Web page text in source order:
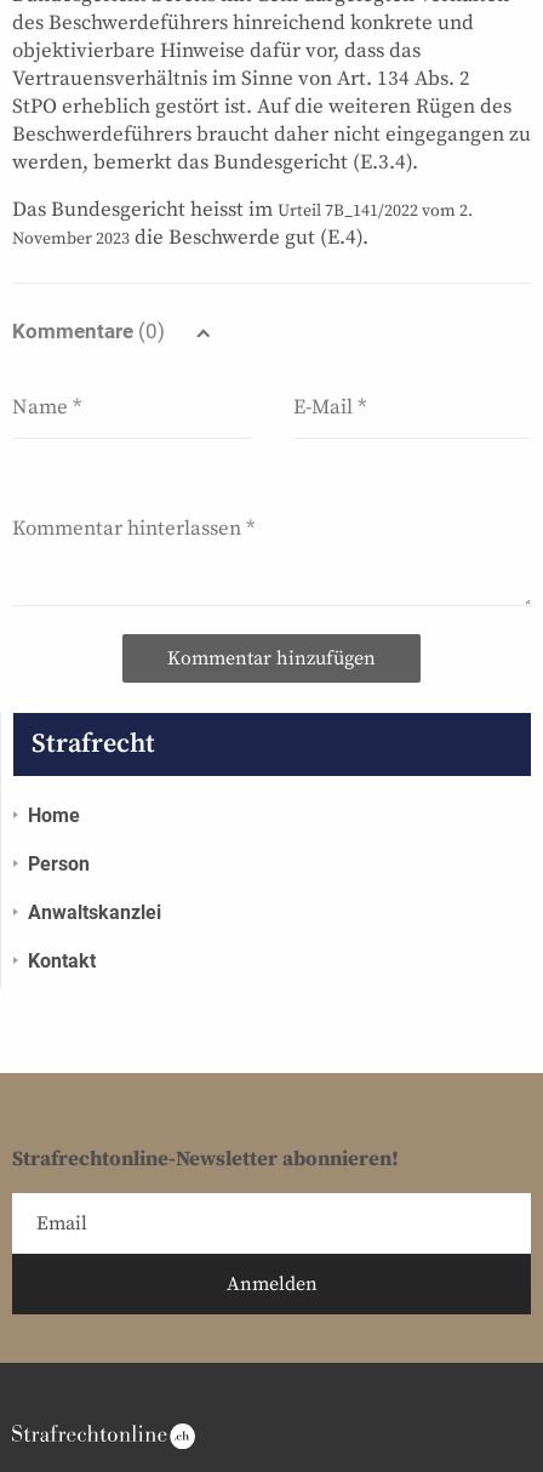
des Beschwerdeführers hinreichend konkrete und
objektivierbare Hinweise dafür vor, dass das
Vertrauensverhältnis im Sinne von Art. 134 Abs. 2
StPO erheblich gestört ist. Auf die weiteren Rügen des
Beschwerdeführers braucht daher nicht eingegangen zu
werden, bemerkt das Bundesgericht (E.3.4).
Das Bundesgericht heisst im Urteil 7B_141/2022 vom 2.
November 2023 die Beschwerde gut (E.4).
Kommentare (0)
Kommentar hinzufügen
Strafrecht
Home
Person
Anwaltskanzlei
Kontakt
Strafrechtonline-Newsletter abonnieren!